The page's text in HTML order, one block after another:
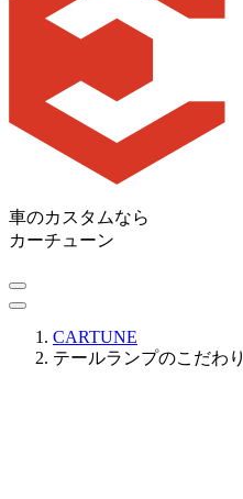
車のカスタムなら
カーチューン
CARTUNE
テールランプのこだわり